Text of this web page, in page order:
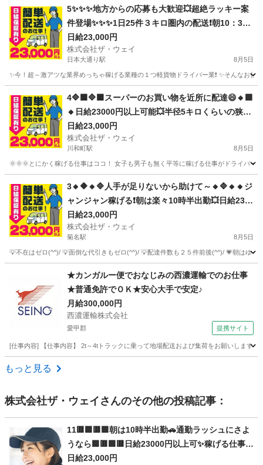
横浜駅 配送 ネットスーパー
5✨✨✨地方からの応募も大歓迎💥超絶ラッキー案
件登場✨✨✨1日25件３キロ圏内の配送❗️朝10：30
出勤で2.3万円以上を楽々GET✨✨✨
日給23,000円
株式会社ザ・ウェイ
日本大通り駅 8月5日
✨今！超～激アツな業界めっちゃ稼げる業種の１つ軽貨物ドライバー業❗️ ✨そんなお
日本大通り駅 ネットスーパー
4🔷🟧🔷🟧スーパーのお買い物を近所に配達😄🔸🟩
🔸日給23000円以上可能💥半径5キロくらいの狭い
エリアを1日25件前後配るだけ❗️💛
日給23,000円
株式会社ザ・ウェイ
川和町駅 8月5日
🌞🌞🌞とにかく稼げる仕事はココ！ 女子も男子も無く平等に稼げる仕事がドライバ
川和町駅 配送 ネットスーパー
3🔸🔶🔸🔷人手が足りないから助けて～🔸🔷🔸🔸ジ
ャンジャン稼げる❗️朝は楽々10時半出勤💥日給230
00円以上❗️事業拡大につき大量募集❗️❗️❗️
日給23,000円
株式会社ザ・ウェイ
菊名駅 8月5日
💡不在はゼロ(^^)/ 💡面倒な代引きもゼロ(^^)/ 💡配達件数も２５件前後(^^)/ 💗朝はゆ
菊名駅 ドライバー ネットスーパー
★カンガルー便でおなじみの西濃運輸でのお仕事
★普通免許でＯＫ★安心大手で安定♪
月給300,000円
西濃運輸株式会社
愛甲郡 提携サイト
[仕事内容] 【仕事内容】 2t～4tトラックに乗って地場配送および集荷をお願いします
神奈川 愛甲郡
もっと見る
株式会社ザ・ウェイ さんのその他の投稿記事：
11🟥🟩🟥🟩朝は10時半出勤🚗通勤ラッシュにさよ
うなら🟩🟥🟩🟥日給23000円以上可✨稼げる仕事は
ココ💯
日給23,000円